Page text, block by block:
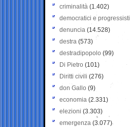
criminalità (1.402)
democratici e progressisti
denuncia (14.528)
destra (573)
destradipopolo (99)
Di Pietro (101)
Diritti civili (276)
don Gallo (9)
economia (2.331)
elezioni (3.303)
emergenza (3.077)